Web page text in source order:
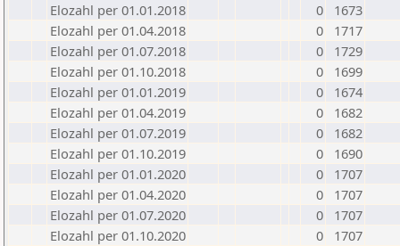
Elozahl per 01.01.2018
0
1673
Elozahl per 01.04.2018
0
1717
Elozahl per 01.07.2018
0
1729
Elozahl per 01.10.2018
0
1699
Elozahl per 01.01.2019
0
1674
Elozahl per 01.04.2019
0
1682
Elozahl per 01.07.2019
0
1682
Elozahl per 01.10.2019
0
1690
Elozahl per 01.01.2020
0
1707
Elozahl per 01.04.2020
0
1707
Elozahl per 01.07.2020
0
1707
Elozahl per 01.10.2020
0
1707